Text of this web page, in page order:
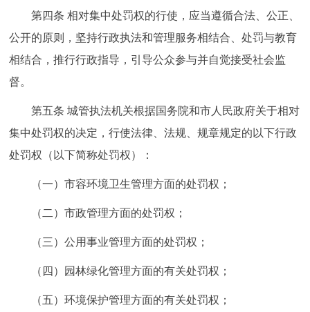
第四条 相对集中处罚权的行使，应当遵循合法、公正、
公开的原则，坚持行政执法和管理服务相结合、处罚与教育
相结合，推行行政指导，引导公众参与并自觉接受社会监
督。
第五条 城管执法机关根据国务院和市人民政府关于相对
集中处罚权的决定，行使法律、法规、规章规定的以下行政
处罚权（以下简称处罚权）：
（一）市容环境卫生管理方面的处罚权；
（二）市政管理方面的处罚权；
（三）公用事业管理方面的处罚权；
（四）园林绿化管理方面的有关处罚权；
（五）环境保护管理方面的有关处罚权；